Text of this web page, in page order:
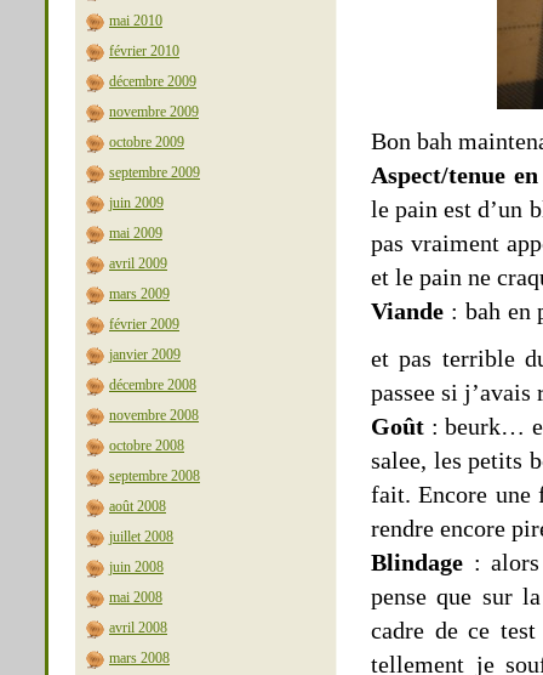
mai 2010
février 2010
décembre 2009
novembre 2009
octobre 2009
septembre 2009
juin 2009
mai 2009
avril 2009
mars 2009
février 2009
janvier 2009
décembre 2008
novembre 2008
octobre 2008
septembre 2008
août 2008
juillet 2008
juin 2008
mai 2008
avril 2008
mars 2008
Bon bah
Aspect/tenue
le pain est d’un
pas vraiment
et le pain ne
Viande : bah en
et pas terrible
passee si
Goût : beurk…
salee, les petits
fait. Encore une
rendre encore
Blindage :
pense que sur
cadre de ce
tellement je